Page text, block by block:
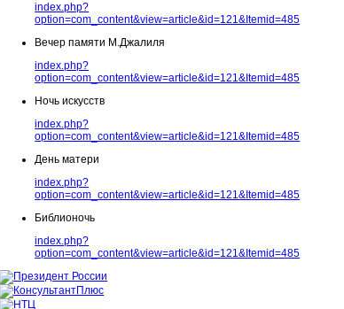
index.php?
option=com_content&view=article&id=121&Itemid=485
Вечер памяти М.Джалиля
index.php?
option=com_content&view=article&id=121&Itemid=485
Ночь искусств
index.php?
option=com_content&view=article&id=121&Itemid=485
День матери
index.php?
option=com_content&view=article&id=121&Itemid=485
Библионочь
index.php?
option=com_content&view=article&id=121&Itemid=485